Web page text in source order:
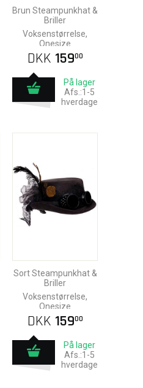
Brun Steampunkhat &
Briller
Voksenstørrelse,
Onesize
DKK 15900
På lager
Afs.:1-5
hverdage
Sort Steampunkhat &
Briller
Voksenstørrelse,
Onesize
DKK 15900
På lager
Afs.:1-5
hverdage